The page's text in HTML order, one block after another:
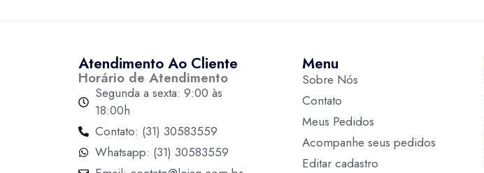
Atendimento Ao Cliente
Horário de Atendimento
Segunda a sexta: 9:00 às
18:00h
Contato: (31) 30583559
Whatsapp: (31) 30583559
Menu
Sobre Nós
Contato
Meus Pedidos
Acompanhe seus pedidos
Editar cadastro